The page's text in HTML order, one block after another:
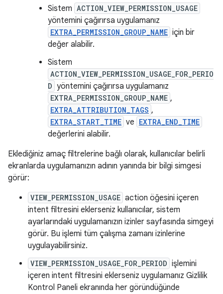
Sistem ACTION_VIEW_PERMISSION_USAGE
yöntemini çağırırsa uygulamanız
EXTRA_PERMISSION_GROUP_NAME için bir
değer alabilir.
Sistem
ACTION_VIEW_PERMISSION_USAGE_FOR_PERIO
D yöntemini çağırırsa uygulamanız
EXTRA_PERMISSION_GROUP_NAME ,
EXTRA_ATTRIBUTION_TAGS ,
EXTRA_START_TIME ve EXTRA_END_TIME
değerlerini alabilir.
Eklediğiniz amaç filtrelerine bağlı olarak, kullanıcılar belirli
ekranlarda uygulamanızın adının yanında bir bilgi simgesi
görür:
VIEW_PERMISSION_USAGE action öğesini içeren
intent filtresini eklerseniz kullanıcılar, sistem
ayarlarındaki uygulamanızın izinler sayfasında simgeyi
görür. Bu işlemi tüm çalışma zamanı izinlerine
uygulayabilirsiniz.
VIEW_PERMISSION_USAGE_FOR_PERIOD işlemini
içeren intent filtresini eklerseniz uygulamanız Gizlilik
Kontrol Paneli ekranında her göründüğünde